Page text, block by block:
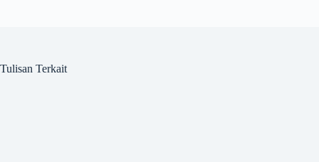
Tulisan Terkait